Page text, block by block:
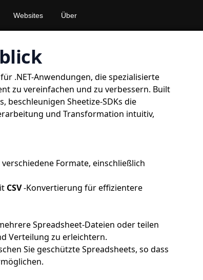
Websites Über
.NET-Anwendungen, die spezialisierte
zu vereinfachen und zu verbessern. Built
Sheetize-SDKs die
und Transformation intuitiv,
Formate, einschließlich
CSV-Konvertierung für effizientere
Spreadsheet-Dateien oder teilen
Verteilung zu erleichtern.
Sie geschützte Spreadsheets, so dass